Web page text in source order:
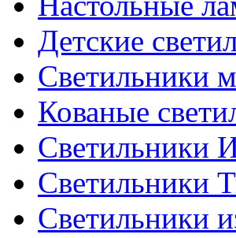
Детские
Светильники
Кованые
Светильники
Светильники
Светильники